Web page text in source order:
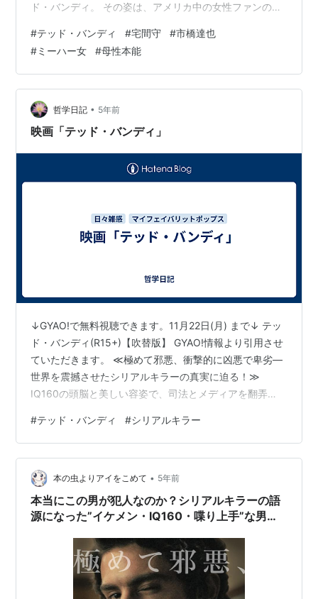
ド・バンディ。 その姿は、アメリカ中の女性ファンの心
獄中結婚までしているというから驚きだ。 獄中結婚で思
い出したけど、宅間守も獄中結婚してる。 獄中結婚だけ
でなく、合計で５回も結婚してるから驚きだ。 Why
Japanese Women? どうしてこんなクズと結婚する？ こ
いつよりはるかにマシな男が、たくさんいるだろ。
www…
#テッド・バンディ #宅間守 #市橋達也
#ミーハー女 #母性本能
哲学日記 • 5年前
映画「テッド・バンディ」
↓GYAO!で無料視聴できます。11月22日(月) まで↓ テッ
ド・バンディ(R15+)【吹替版】 GYAO!情報より引用させ
ていただきます。 ≪極めて邪悪、衝撃的に凶悪で卑劣―
世界を震撼させたシリアルキラーの真実に迫る！≫
IQ160の頭脳と美しい容姿で、司法とメディアを翻弄
ド・バンディ。被害者は30人以上とされ、3度の死刑判
決を受けるが無罪を主張。そんな彼の裏側を唯一殺され
なかった恋人の視点を通して描き、観客を予測不可能な
迷宮に誘い込んでいく。…… 1969年、ワシントン州シア
トル。テッド・バンディ（ザック・エフロン）とシング
ルマザーのの…
#テッド・バンディ #シリアルキラー
本の虫よりアイをこめて • 5年前
本当にこの男が犯人なのか？シリアルキラーの語
源になった”イケメン・IQ160・喋り上手”な男の